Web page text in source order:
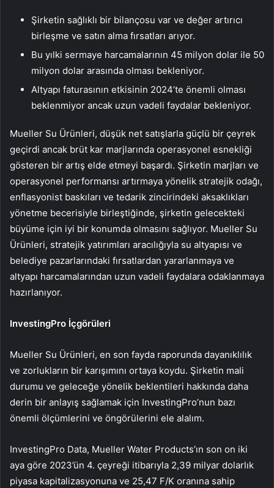
Şirketin sağlıklı bir bilançosu var ve değer artırıcı
birleşme ve satın alma fırsatları arıyor.
Bu yılki sermaye harcamalarının 45 milyon dolar ile 50
milyon dolar arasında olması bekleniyor.
Altyapı faturasının etkisinin 2024’te önemli olması
beklenmiyor ancak uzun vadeli faydalar bekleniyor.
Mueller Su Ürünleri, düşük net satışlarla güçlü bir çeyrek
geçirdi ancak brüt kar marjlarında operasyonel esnekliği
gösteren bir artış elde etmeyi başardı. Şirketin marjları ve
operasyonel performansı artırmaya yönelik stratejik odağı,
enflasyonist baskıları ve tedarik zincirindeki aksaklıkları
yönetme becerisiyle birleştiğinde, şirketin gelecekteki
büyüme için iyi bir konumda olmasını sağlıyor. Mueller Su
Ürünleri, stratejik yatırımları aracılığıyla su altyapısı ve
belediye pazarlarındaki fırsatlardan yararlanmaya ve
altyapı harcamalarından uzun vadeli faydalara odaklanmaya
hazırlanıyor.
InvestingPro İçgörüleri
Mueller Su Ürünleri, en son fayda raporunda dayanıklılık
ve zorlukların bir karışımını ortaya koydu. Şirketin mali
durumu ve geleceğe yönelik beklentileri hakkında daha
derin bir anlayış sağlamak için InvestingPro’nun bazı
önemli ölçümlerini ve öngörülerini ele alalım.
InvestingPro Data, Mueller Water Products’ın son on iki
aya göre 2023’ün 4. çeyreği itibarıyla 2,39 milyar dolarlık
piyasa kapitalizasyonuna ve 25,47 F/K oranına sahip